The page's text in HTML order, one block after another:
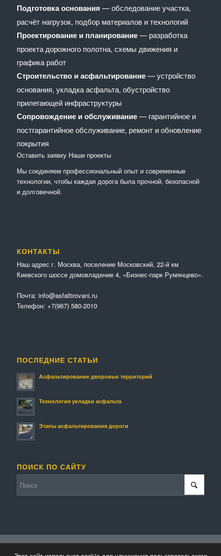
Подготовка основания — обследование участка,
расчёт нагрузок, подбор материалов и технологий
Проектирование и планирование— разработка
проекта дорожного полотна, схемы движения и
графика работ
Строительство и асфальтирование— устройство
основания, укладка асфальта, обустройство
прилегающей инфраструктуры
Сопровождение и обслуживание— гарантийное и
постгарантийное обслуживание, ремонт и обновление
покрытия
Оставить заявку Наши проекты
Мы соединяем профессиональный опыт и современные
технологии, чтобы каждая дорога была прочной, безопасной
и долговечной.
КОНТАКТЫ
Наш адрес г. Москва, поселение Московский, 22-й км
Киевского шоссе домовладение 4, «Бизнес-парк Румянцево».
Почта: info@asfaltirovani.ru
Телефон: +7(967) 580-2010
ПОСЛЕДНИЕ СТАТЬИ
Асфальтирование дворовых территорий
Технология укладки асфальта
Этапы асфальтирования дороги
ПОИСК ПО САЙТУ